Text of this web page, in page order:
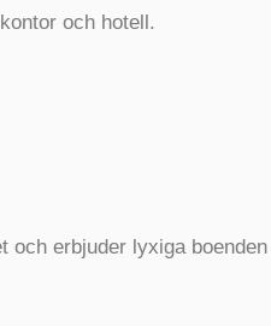
och hotell.
och erbjuder lyxiga boenden